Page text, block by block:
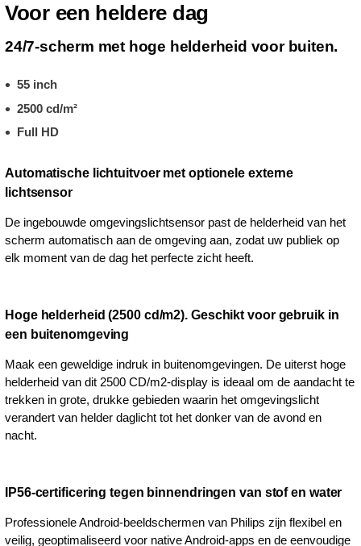
Voor een heldere dag
24/7-scherm met hoge helderheid voor buiten.
55 inch
2500 cd/m²
Full HD
Automatische lichtuitvoer met optionele externe
lichtsensor
De ingebouwde omgevingslichtsensor past de helderheid van het
scherm automatisch aan de omgeving aan, zodat uw publiek op
elk moment van de dag het perfecte zicht heeft.
Hoge helderheid (2500 cd/m2). Geschikt voor gebruik in
een buitenomgeving
Maak een geweldige indruk in buitenomgevingen. De uiterst hoge
helderheid van dit 2500 CD/m2-display is ideaal om de aandacht te
trekken in grote, drukke gebieden waarin het omgevingslicht
verandert van helder daglicht tot het donker van de avond en
nacht.
IP56-certificering tegen binnendringen van stof en water
Professionele Android-beeldschermen van Philips zijn flexibel en
veilig, geoptimaliseerd voor native Android-apps en de eenvoudige